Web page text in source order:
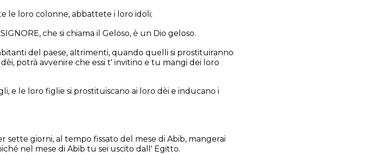
le loro colonne, abbattete i loro idoli;
che si chiama il Geloso, è un Dio geloso.
del paese, altrimenti, quando quelli si prostituiranno
potrà avvenire che essi t' invitino e tu mangi dei loro
e le loro figlie si prostituiscano ai loro dèi e inducano i
sette giorni, al tempo fissato del mese di Abib, mangerai
nel mese di Abib tu sei uscito dall' Egitto.